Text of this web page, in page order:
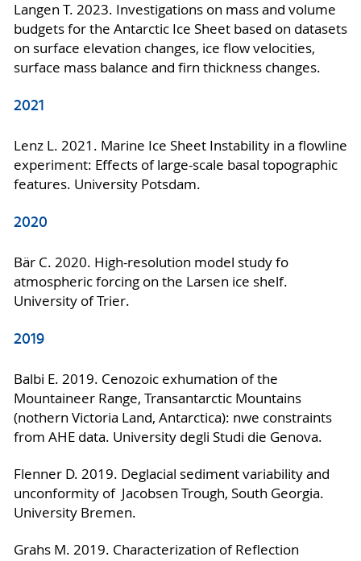
Langen T. 2023. Investigations on mass and volume
budgets for the Antarctic Ice Sheet based on datasets
on surface elevation changes, ice flow velocities,
surface mass balance and firn thickness changes.
2021
Lenz L. 2021. Marine Ice Sheet Instability in a flowline
experiment: Effects of large-scale basal topographic
features. University Potsdam.
2020
Bär C. 2020. High-resolution model study fo
atmospheric forcing on the Larsen ice shelf.
University of Trier.
2019
Balbi E. 2019. Cenozoic exhumation of the
Mountaineer Range, Transantarctic Mountains
(nothern Victoria Land, Antarctica): nwe constraints
from AHE data. University degli Studi die Genova.
Flenner D. 2019. Deglacial sediment variability and
unconformity of Jacobsen Trough, South Georgia.
University Bremen.
Grahs M. 2019. Characterization of Reflection